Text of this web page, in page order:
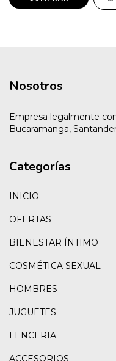
Nosotros
Empresa legalmente
Bucaramanga,
Categorías
INICIO
OFERTAS
BIENESTAR ÍNTIMO
COSMÉTICA SEXUAL
HOMBRES
JUGUETES
LENCERIA
ACCESORIOS